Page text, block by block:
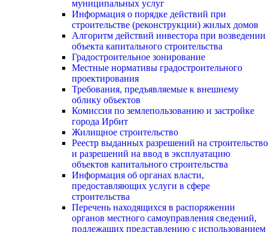
муниципальных услуг
Информация о порядке действий при
строительстве (реконструкции) жилых домов
Алгоритм действий инвестора при возведении
объекта капитального строительства
Градостроительное зонирование
Местные нормативы градостроительного
проектирования
Требования, предъявляемые к внешнему
облику объектов
Комиссия по землепользованию и застройке
города Ирбит
Жилищное строительство
Реестр выданных разрешений на строительство
и разрешений на ввод в эксплуатацию
объектов капитального строительства
Информация об органах власти,
предоставляющих услуги в сфере
строительства
Перечень находящихся в распоряжении
органов местного самоуправления сведений,
подлежащих представлению с использованием